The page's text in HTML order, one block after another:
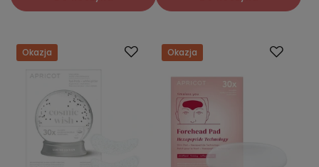
Okazja Okazja